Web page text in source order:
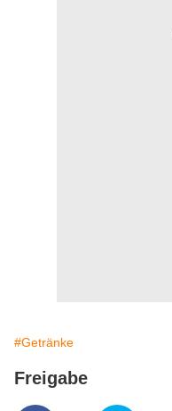
#Getränke
Freigabe